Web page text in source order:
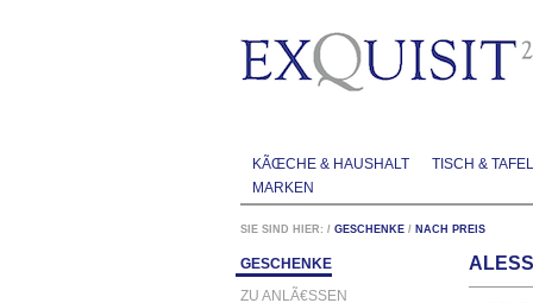
KÃŒCHE & HAUSHALT TISCH & TAFEL
MARKEN
SIE SIND HIER: / GESCHENKE / NACH PREIS
GESCHENKE
ZU ANLÃ€SSEN